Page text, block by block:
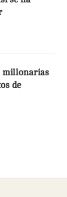
millonarias
de